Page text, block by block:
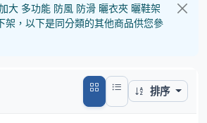
大 多功能 防風 防滑 曬衣夾 曬鞋架
架，以下是同分類的其他商品供您參
排序